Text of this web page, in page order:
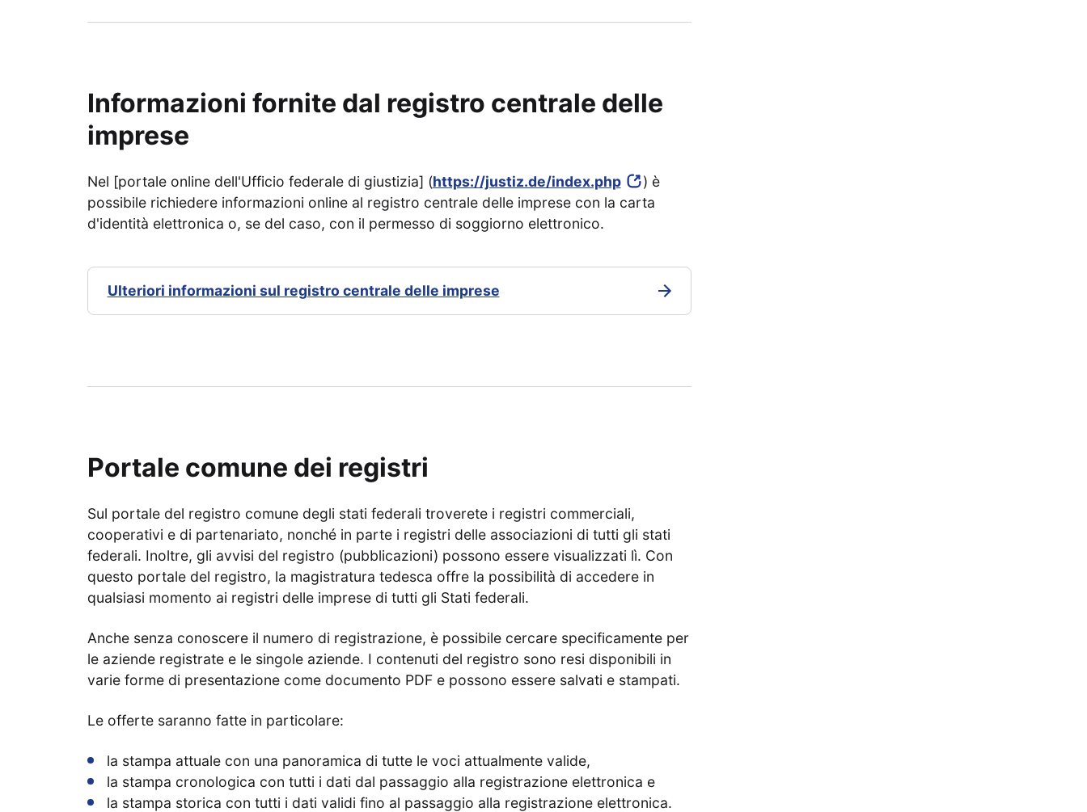
Informazioni fornite dal registro centrale delle
imprese
Nel [portale online dell'Ufficio federale di giustizia] (https://justiz.de/index.php
) è
possibile richiedere informazioni online al registro centrale delle imprese con la carta
d'identità elettronica o, se del caso, con il permesso di soggiorno elettronico.
Ulteriori informazioni sul registro centrale delle imprese
Portale comune dei registri
Sul portale del registro comune degli stati federali troverete i registri commerciali,
cooperativi e di partenariato, nonché in parte i registri delle associazioni di tutti gli stati
federali. Inoltre, gli avvisi del registro (pubblicazioni) possono essere visualizzati lì. Con
questo portale del registro, la magistratura tedesca offre la possibilità di accedere in
qualsiasi momento ai registri delle imprese di tutti gli Stati federali.
Anche senza conoscere il numero di registrazione, è possibile cercare specificamente per
le aziende registrate e le singole aziende. I contenuti del registro sono resi disponibili in
varie forme di presentazione come documento PDF e possono essere salvati e stampati.
Le offerte saranno fatte in particolare:
la stampa attuale con una panoramica di tutte le voci attualmente valide,
la stampa cronologica con tutti i dati dal passaggio alla registrazione elettronica e
la stampa storica con tutti i dati validi fino al passaggio alla registrazione elettronica.